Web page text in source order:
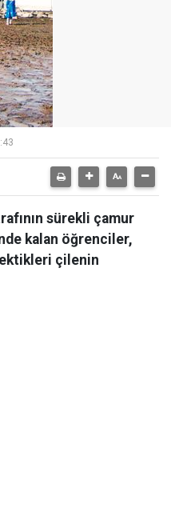
sürekli çamur
kalan öğrenciler,
çilenin